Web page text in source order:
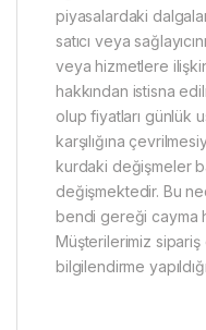
piyasalardaki
satıcı veya
veya hizmetlere
hakkından istisna
olup fiyatları günlük
karşılığına
kurdaki değişmeler
değişmektedir. Bu
bendi gereği cayma
Müşterilerimiz
bilgilendirme